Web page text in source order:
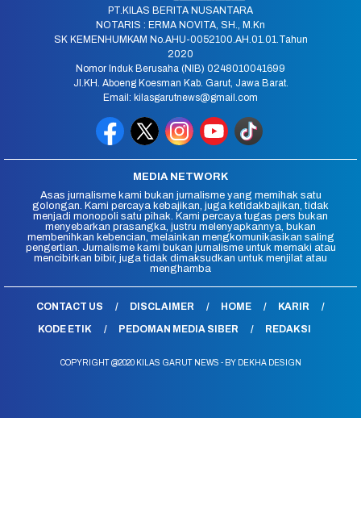
PT.KILAS BERITA NUSANTARA
NOTARIS : ERMA NOVITA, SH., M.Kn
SK KEMENHUMKAM No.AHU-0052100.AH.01.01.Tahun
2020
Nomor Induk Berusaha (NIB) 0248010041699
Jl.KH. Aboeng Koesman Kab. Garut, Jawa Barat.
Email: kilasgarutnews@gmail.com
MEDIA NETWORK
Asas jurnalisme kami bukan jurnalisme yang memihak satu
golongan. Kami percaya kebajikan, juga ketidakbajikan, tidak
menjadi monopoli satu pihak. Kami percaya tugas pers bukan
menyebarkan prasangka, justru melenyapkannya, bukan
membenihkan kebencian, melainkan mengkomunikasikan saling
pengertian. Jurnalisme kami bukan jurnalisme untuk memaki atau
mencibirkan bibir, juga tidak dimaksudkan untuk menjilat atau
menghamba
CONTACT US DISCLAIMER HOME
KARIR
KODE ETIK
PEDOMAN MEDIA SIBER REDAKSI
COPYRIGHT @2020 KILAS GARUT NEWS - BY DEKHA DESIGN